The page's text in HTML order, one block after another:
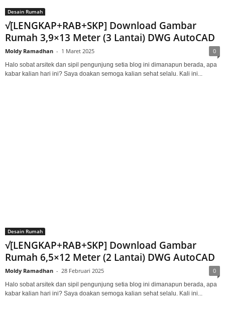
Desain Rumah
√[LENGKAP+RAB+SKP] Download Gambar
Rumah 3,9×13 Meter (3 Lantai) DWG AutoCAD
Moldy Ramadhan - 1 Maret 2025 0
Halo sobat arsitek dan sipil pengunjung setia blog ini dimanapun berada, apa
kabar kalian hari ini? Saya doakan semoga kalian sehat selalu. Kali ini...
Desain Rumah
√[LENGKAP+RAB+SKP] Download Gambar
Rumah 6,5×12 Meter (2 Lantai) DWG AutoCAD
Moldy Ramadhan - 28 Februari 2025 0
Halo sobat arsitek dan sipil pengunjung setia blog ini dimanapun berada, apa
kabar kalian hari ini? Saya doakan semoga kalian sehat selalu. Kali ini...